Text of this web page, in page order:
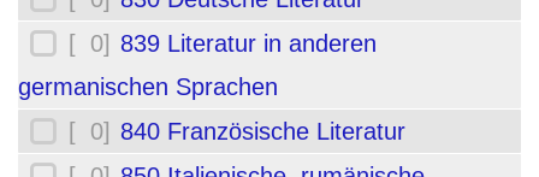
[ 0] 839 Literatur in anderen
germanischen Sprachen
[ 0] 840 Französische Literatur